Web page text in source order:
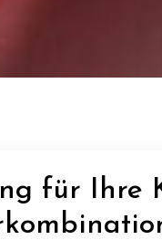
für Ihre